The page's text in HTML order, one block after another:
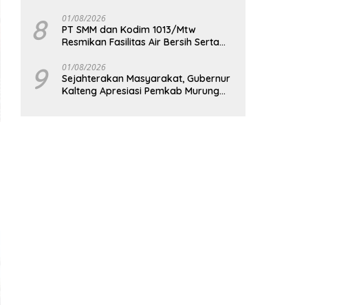
8 01/08/2026
PT SMM dan Kodim 1013/Mtw
Resmikan Fasilitas Air Bersih Serta
Masyarakat
9 01/08/2026
Sejahterakan Masyarakat, Gubernur
Kalteng Apresiasi Pemkab Murung